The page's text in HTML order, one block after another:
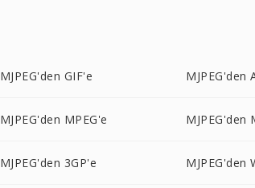
MJPEG'den GIF'e MJPEG'den
MJPEG'den MPEG'e MJPEG'den
MJPEG'den 3GP'e MJPEG'den